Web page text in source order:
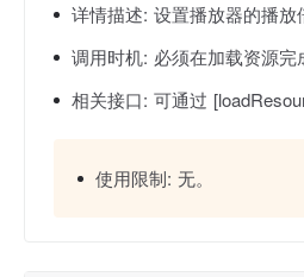
详情描述: 设置播放器的播放
调用时机: 必须在加载资源完
相关接口: 可通过
使用限制: 无。